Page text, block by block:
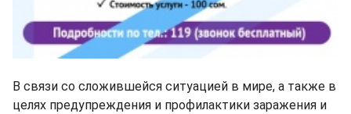
В связи со сложившейся ситуацией в мире, а также в
целях предупреждения и профилактики заражения и